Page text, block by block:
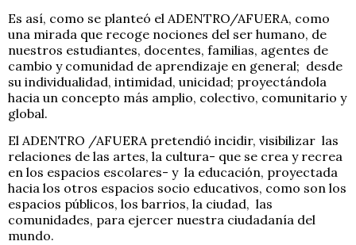
Es así, como se planteó el ADENTRO/AFUERA, como
una mirada que recoge nociones del ser humano, de
nuestros estudiantes, docentes, familias, agentes de
cambio y comunidad de aprendizaje en general; desde
su individualidad, intimidad, unicidad; proyectándola
hacia un concepto más amplio, colectivo, comunitario y
global.
El ADENTRO /AFUERA pretendió incidir, visibilizar las
relaciones de las artes, la cultura- que se crea y recrea
en los espacios escolares- y la educación, proyectada
hacia los otros espacios socio educativos, como son los
espacios públicos, los barrios, la ciudad, las
comunidades, para ejercer nuestra ciudadanía del
mundo.